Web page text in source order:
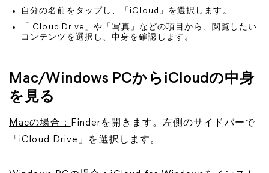
自分の名前をタップし、「iCloud」を選択します。
「iCloud Drive」や「写真」などの項目から、閲覧したい
コンテンツを選択し、中身を確認します。
Mac/Windows PCからiCloudの中身
を見る
Macの場合：
Finderを開きます。左側のサイドバーで
「iCloud Drive」を選択します。